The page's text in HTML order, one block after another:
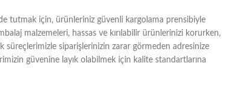
tutmak için, ürünleriniz güvenli kargolama prensibiyle
malzemeleri, hassas ve kırılabilir ürünlerinizi korurken,
süreçlerimizle siparişlerinizin zarar görmeden adresinize
güvenine layık olabilmek için kalite standartlarına